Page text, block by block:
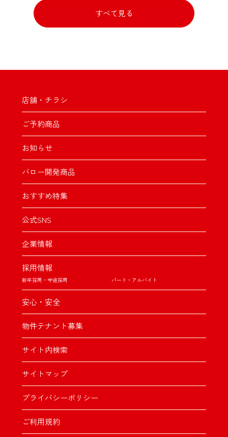
すべて見る
店舗・チラシ
ご予約商品
お知らせ
バロー開発商品
おすすめ特集
公式SNS
企業情報
採用情報
新卒採用・中途採用 パート・アルバイト
安心・安全
物件テナント募集
サイト内検索
サイトマップ
プライバシーポリシー
ご利用規約